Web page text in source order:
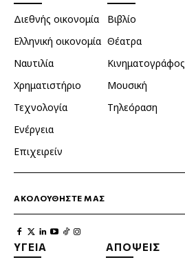
Διεθνής οικονομία
Ελληνική οικονομία
Ναυτιλία
Χρηματιστήριο
Τεχνολογία
Ενέργεια
Επιχειρείν
Βιβλίο
Θέατρα
Κινηματογράφος
Μουσική
Τηλεόραση
ΑΚΟΛΟΥΘΗΣΤΕ ΜΑΣ
ΥΓΕΙΑ ΑΠΟΨΕΙΣ